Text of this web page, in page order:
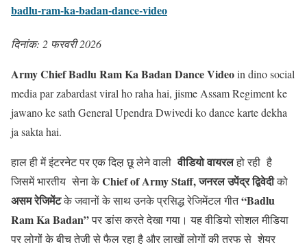
badlu-ram-ka-badan-dance-video
दिनांक: 2 फरवरी 2026
Army Chief Badlu Ram Ka Badan Dance Videoin dino social
media par zabardast viral ho raha hai, jisme Assam Regiment ke
jawano ke sath General Upendra Dwivedi ko dance karte dekha
ja sakta hai.
हाल ही में इंटरनेट पर एक दिल़ छू लेने वालीवीडियो वायरलहो रही है
जिसमें भारतीय सेना केChief of Army Staff, जनरल उपेंद्र द्विवेदीको
असम रेजिमेंटके जवानों के साथ उनके प्रसिद्ध रेजिमेंटल गीत“Badlu
Ram Ka Badan”पर डांस करते देखा गया। यह वीडियो सोशल मीडिया
पर लोगों के बीच तेजी से फैल रहा है और लाखों लोगों की तरफ से शेयर